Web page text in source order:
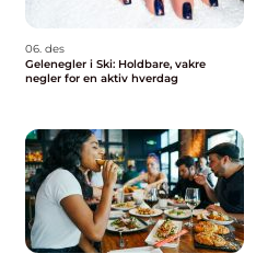
06. des
Gelenegler i Ski: Holdbare, vakre
negler for en aktiv hverdag